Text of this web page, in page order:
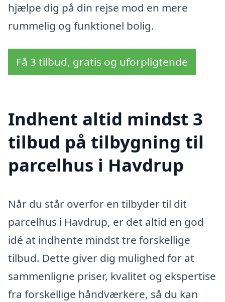
hjælpe dig på din rejse mod en mere
rummelig og funktionel bolig.
Få 3 tilbud, gratis og uforpligtende
Indhent altid mindst 3
tilbud på tilbygning til
parcelhus i Havdrup
Når du står overfor en tilbyder til dit
parcelhus i Havdrup, er det altid en god
idé at indhente mindst tre forskellige
tilbud. Dette giver dig mulighed for at
sammenligne priser, kvalitet og ekspertise
fra forskellige håndværkere, så du kan